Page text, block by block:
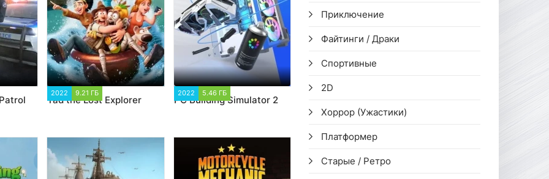
2022 9.21 ГБ
Tad the Lost Explorer
2022 5.46 ГБ
PC Building Simulator 2
Приключение
Файтинги / Драки
Спортивные
2D
Хоррор (Ужастики)
Платформер
Старые / Ретро